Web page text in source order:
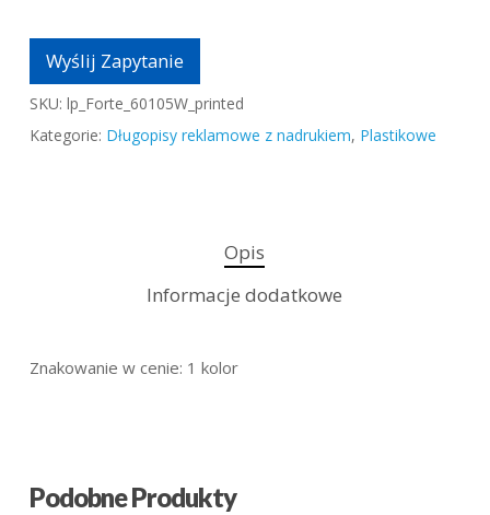
Wyślij Zapytanie
SKU: lp_Forte_60105W_printed
Kategorie: Długopisy reklamowe z nadrukiem, Plastikowe
Opis
Informacje dodatkowe
Znakowanie w cenie: 1 kolor
Podobne Produkty